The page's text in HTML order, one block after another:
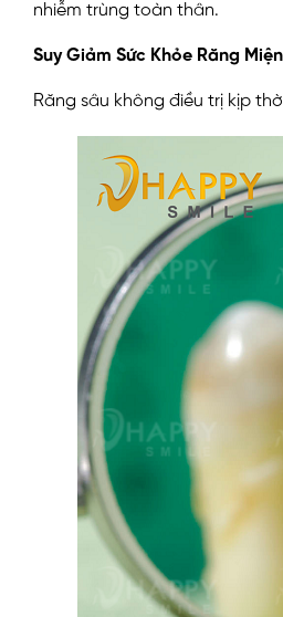
nhiễm trùng toàn thân.
Suy Giảm Sức Khỏe Răng
Răng sâu không điều trị kịp